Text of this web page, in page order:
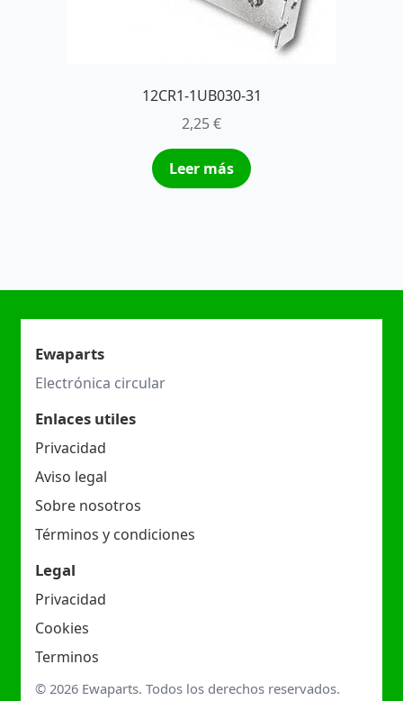
12CR1-1UB030-31
2,25€
Leer más
Ewaparts
Electrónica circular
Enlaces utiles
Privacidad
Aviso legal
Sobre nosotros
Términos y condiciones
Legal
Privacidad
Cookies
Terminos
© 2026 Ewaparts. Todos los derechos reservados.